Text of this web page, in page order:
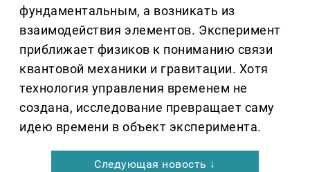
фундаментальным, а возникать из
взаимодействия элементов. Эксперимент
приближает физиков к пониманию связи
квантовой механики и гравитации. Хотя
технология управления временем не
создана, исследование превращает саму
идею времени в объект эксперимента.
Следующая новость ↓